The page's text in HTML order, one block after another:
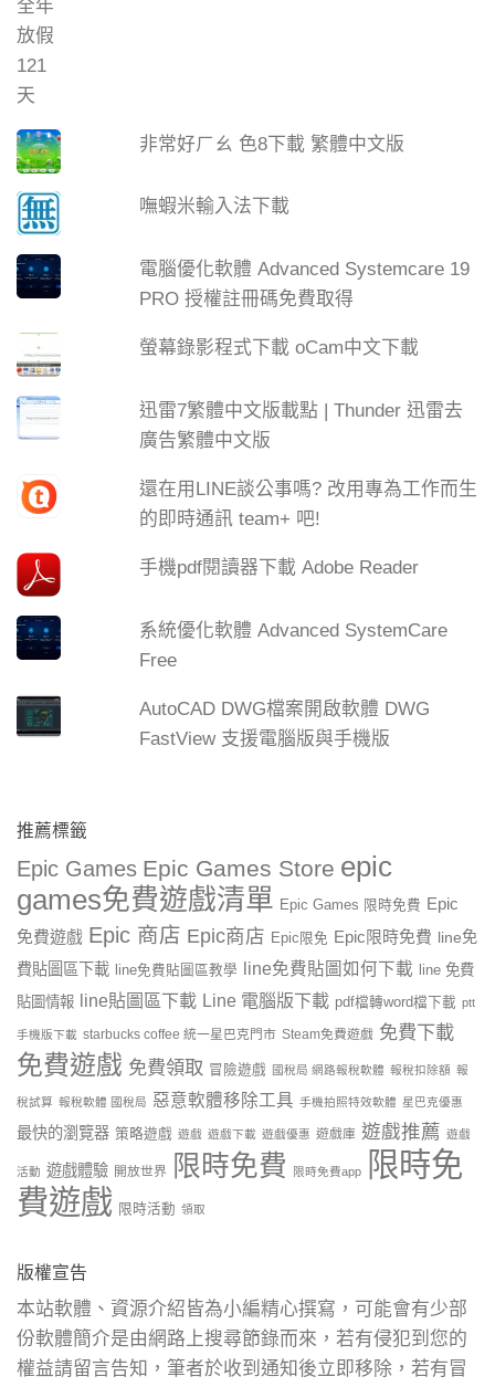
非常好ㄏㄠ 色8下載 繁體中文版
嘸蝦米輸入法下載
電腦優化軟體 Advanced Systemcare 19
PRO 授權註冊碼免費取得
螢幕錄影程式下載 oCam中文下載
迅雷7繁體中文版載點 | Thunder 迅雷去
廣告繁體中文版
還在用LINE談公事嗎? 改用專為工作而生
的即時通訊 team+ 吧!
手機pdf閱讀器下載 Adobe Reader
系統優化軟體 Advanced SystemCare
Free
AutoCAD DWG檔案開啟軟體 DWG
FastView 支援電腦版與手機版
推薦標籤
Epic Games Epic Games Store epic
games免費遊戲清單 Epic Games 限時免費 Epic
免費遊戲 Epic 商店 Epic商店 Epic限免 Epic限時免費 line免
費貼圖區下載
line免費貼圖區教學 line免費貼圖如何下載
line 免費
貼圖情報
line貼圖區下載 Line 電腦版下載 pdf檔轉word檔下載 ptt
手機版下載 starbucks coffee 統一星巴克門市 Steam免費遊戲 免費下載
免費遊戲 免費領取 冒險遊戲 國稅局 網路報稅軟體 報稅扣除額 報
稅試算 報稅軟體 國稅局 惡意軟體移除工具 手機拍照特效軟體 星巴克優惠
最快的瀏覽器 策略遊戲 遊戲 遊戲下載 遊戲優惠 遊戲庫 遊戲推薦 遊戲
活動 遊戲體驗 開放世界 限時免費 限時免費app
限時免
費遊戲 限時活動 領取
版權宣告
本站軟體、資源介紹皆為小編精心撰寫，可能會有少部
份軟體簡介是由網路上搜尋節錄而來，若有侵犯到您的
權益請留言告知，筆者於收到通知後立即移除，若有冒